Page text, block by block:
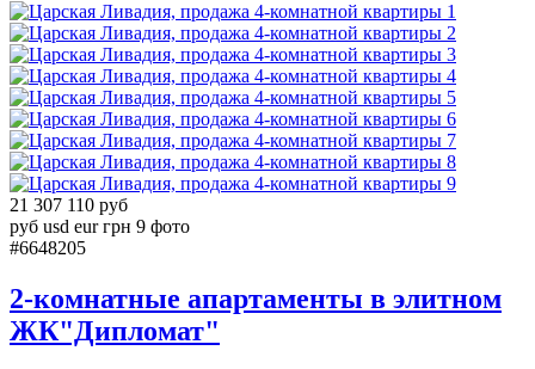
1
2
3
4
5
6
7
8
9
21 307 110 руб
руб usd eur грн 9 фото
#6648205
2-комнатные апартаменты в элитном
ЖК"Дипломат"